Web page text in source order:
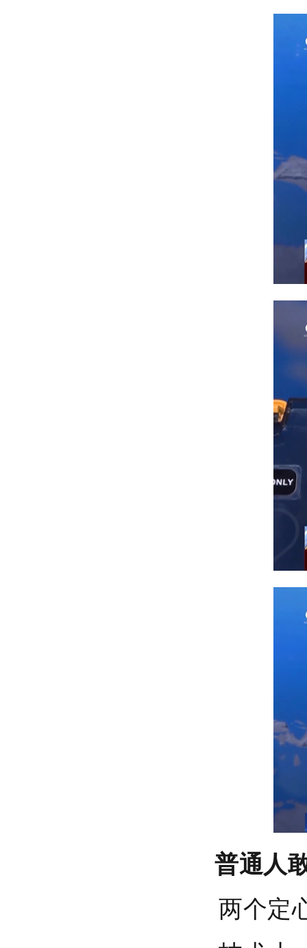
普通人
两个定